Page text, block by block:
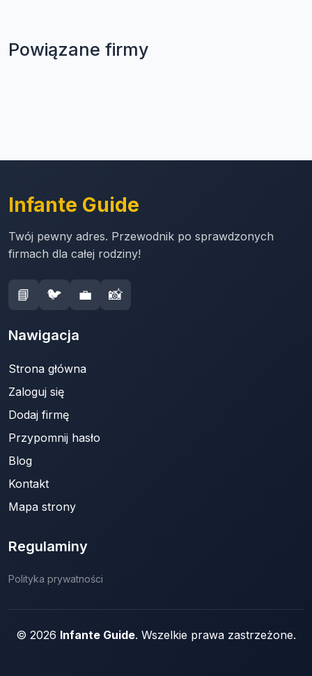
Powiązane firmy
Infante Guide
Twój pewny adres. Przewodnik po sprawdzonych
firmach dla całej rodziny!
📘 🐦 💼 📸
Nawigacja
Strona główna
Zaloguj się
Dodaj firmę
Przypomnij hasło
Blog
Kontakt
Mapa strony
Regulaminy
Polityka prywatności
© 2026 Infante Guide. Wszelkie prawa zastrzeżone.